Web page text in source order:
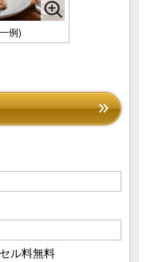
例)
ル料無料